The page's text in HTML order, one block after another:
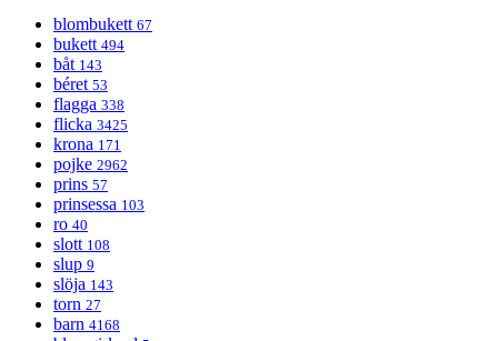
blombukett 67
bukett 494
båt 143
béret 53
flagga 338
flicka 3425
krona 171
pojke 2962
prins 57
prinsessa 103
ro 40
slott 108
slup 9
slöja 143
torn 27
barn 4168